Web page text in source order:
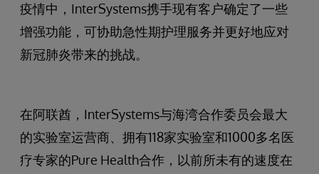
疫情中，InterSystems携手现有客户确定了一些
增强功能，可协助急性期护理服务并更好地应对
新冠肺炎带来的挑战。
在阿联酋，InterSystems与海湾合作委员会最大
的实验室运营商、拥有118家实验室和1000多名医
疗专家的Pure Health合作，以前所未有的速度在